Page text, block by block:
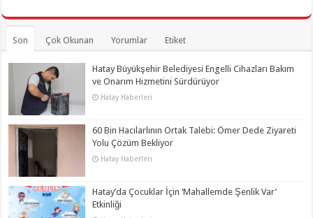
Son Çok Okunan Yorumlar Etiket
Hatay Büyükşehir Belediyesi Engelli Cihazları Bakım
ve Onarım Hizmetini Sürdürüyor
Hatay Haberleri
60 Bin Hacılarlının Ortak Talebi: Ömer Dede Ziyareti
Yolu Çözüm Bekliyor
Hatay Haberleri
Hatay’da Çocuklar İçin ‘Mahallemde Şenlik Var’
Etkinliği